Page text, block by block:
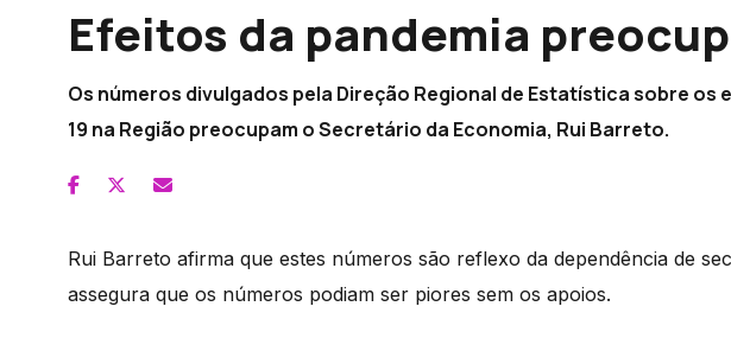
Efeitos da pandemia
Os números divulgados pela Direção Regional de Estatística sobre os
19 na Região preocupam o Secretário da Economia, Rui Barreto.
Rui Barreto afirma que estes números são reflexo da dependência de
assegura que os números podiam ser piores sem os apoios.